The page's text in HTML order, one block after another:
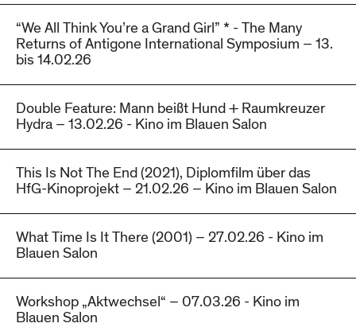
“We All Think You’re a Grand Girl” * - The Many
Returns of Antigone International Symposium – 13.
bis 14.02.26
Double Feature: Mann beißt Hund + Raumkreuzer
Hydra – 13.02.26 - Kino im Blauen Salon
This Is Not The End (2021), Diplomfilm über das
HfG-Kinoprojekt – 21.02.26 – Kino im Blauen Salon
What Time Is It There (2001) – 27.02.26 - Kino im
Blauen Salon
Workshop „Aktwechsel“ – 07.03.26 - Kino im
Blauen Salon